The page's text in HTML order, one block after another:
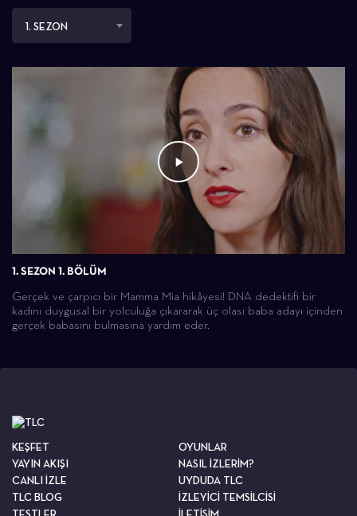
1. SEZON
1. SEZON 1. BÖLÜM
Gerçek ve çarpıcı bir Mamma Mia hikâyesi! DNA dedektifi bir
kadını duygusal bir yolculuğa çıkararak üç olası baba adayı içinden
gerçek babasını bulmasına yardım eder.
KEŞFET
YAYIN AKIŞI
CANLI İZLE
TLC BLOG
TESTLER
OYUNLAR
NASIL İZLERİM?
UYDUDA TLC
İZLEYİCİ TEMSİLCİSİ
İLETİŞİM